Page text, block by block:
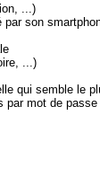
...)
par son
...)
qui semble le
mot de passe